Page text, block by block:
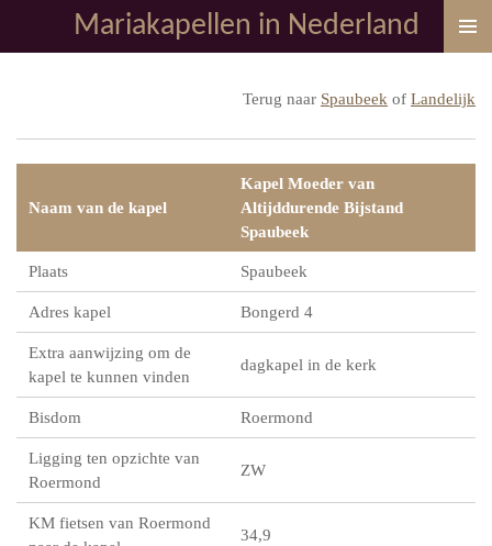
direct
Mariakapellen in Nederland
Terug naar Spaubeek of Landelijk
Naam van de kapel
Kapel Moeder van
Altijddurende Bijstand
Spaubeek
Plaats Spaubeek
Adres kapel Bongerd 4
Extra aanwijzing om de
kapel te kunnen vinden
dagkapel in de kerk
Bisdom Roermond
Ligging ten opzichte van
Roermond
ZW
KM fietsen van Roermond
34,9